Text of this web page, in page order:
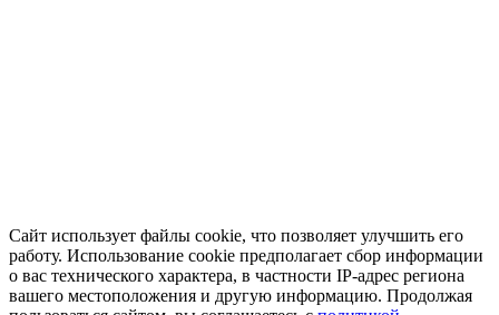
Сайт использует файлы cookie, что позволяет улучшить его
работу. Использование cookie предполагает сбор информации
о вас технического характера, в частности IP-адрес региона
вашего местоположения и другую информацию. Продолжая